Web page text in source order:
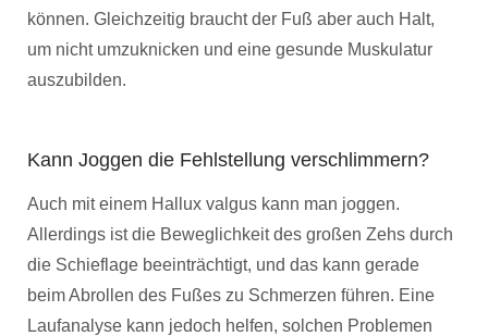
können. Gleichzeitig braucht der Fuß aber auch Halt,
um nicht umzuknicken und eine gesunde Muskulatur
auszubilden.
Kann Joggen die Fehlstellung verschlimmern?
Auch mit einem Hallux valgus kann man joggen.
Allerdings ist die Beweglichkeit des großen Zehs durch
die Schieflage beeinträchtigt, und das kann gerade
beim Abrollen des Fußes zu Schmerzen führen. Eine
Laufanalyse kann jedoch helfen, solchen Problemen